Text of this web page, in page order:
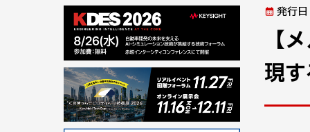
発行日
【
現